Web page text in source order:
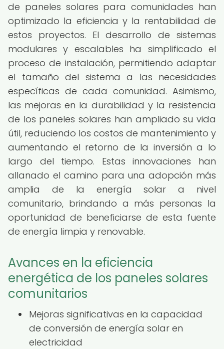
de paneles solares para comunidades han
optimizado la eficiencia y la rentabilidad de
estos proyectos. El desarrollo de sistemas
modulares y escalables ha simplificado el
proceso de instalación, permitiendo adaptar
el tamaño del sistema a las necesidades
específicas de cada comunidad. Asimismo,
las mejoras en la durabilidad y la resistencia
de los paneles solares han ampliado su vida
útil, reduciendo los costos de mantenimiento y
aumentando el retorno de la inversión a lo
largo del tiempo. Estas innovaciones han
allanado el camino para una adopción más
amplia de la energía solar a nivel
comunitario, brindando a más personas la
oportunidad de beneficiarse de esta fuente
de energía limpia y renovable.
Avances en la eficiencia
energética de los paneles solares
comunitarios
Mejoras significativas en la capacidad
de conversión de energía solar en
electricidad